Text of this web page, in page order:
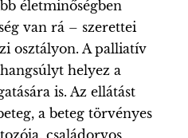
életminőségben
van rá – szerettei
osztályon. A palliatív
helyez a
is. Az ellátást
a beteg törvényes
családorvos